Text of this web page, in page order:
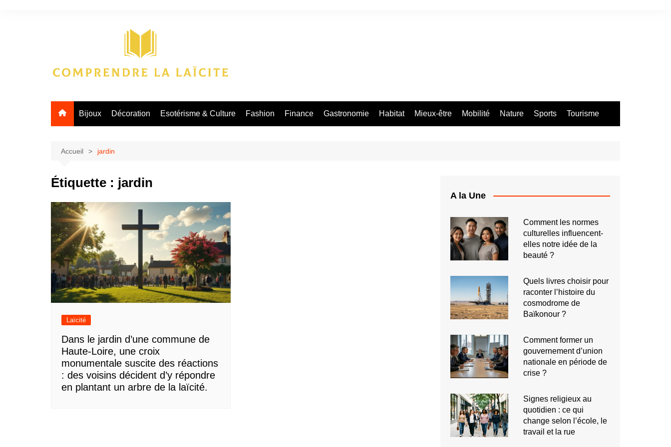
Bijoux Décoration Esotérisme & Culture Fashion Finance Gastronomie Habitat Mieux-être Mobilité Nature Sports Tourisme
Accueil jardin
Étiquette : jardin
Laïcité
Dans le jardin d’une commune de
Haute-Loire, une croix
monumentale suscite des réactions
: des voisins décident d’y répondre
en plantant un arbre de la laïcité.
A la Une
Comment les normes
culturelles influencent-
elles notre idée de la
beauté ?
Quels livres choisir pour
raconter l’histoire du
cosmodrome de
Baïkonour ?
Comment former un
gouvernement d’union
nationale en période de
crise ?
Signes religieux au
quotidien : ce qui
change selon l’école, le
travail et la rue